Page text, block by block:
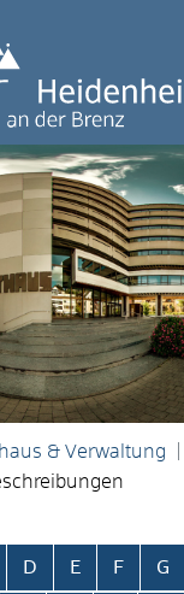
& Verwaltung
überspringen
D E F G